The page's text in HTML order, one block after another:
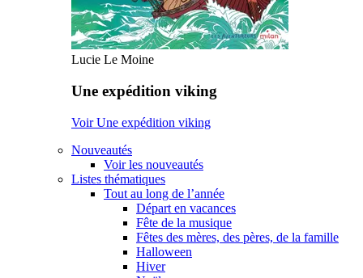
Lucie Le Moine
Une expédition viking
Voir Une expédition viking
Nouveautés
Voir les nouveautés
Listes thématiques
Tout au long de l’année
Départ en vacances
Fête de la musique
Fêtes des mères, des pères, de la famille
Halloween
Hiver